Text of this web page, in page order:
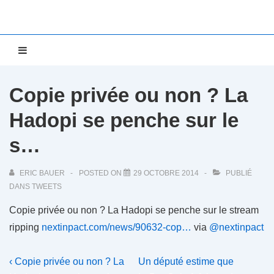
Copie privée ou non ? La
Hadopi se penche sur le
s…
ERIC BAUER POSTED ON 29 OCTOBRE 2014
PUBLIÉ
DANS TWEETS
Copie privée ou non ? La Hadopi se penche sur le stream
ripping nextinpact.com/news/90632-cop… via @nextinpact
Navigation
Previous
‹ Copie privée ou non ? La
Next
Un député estime que